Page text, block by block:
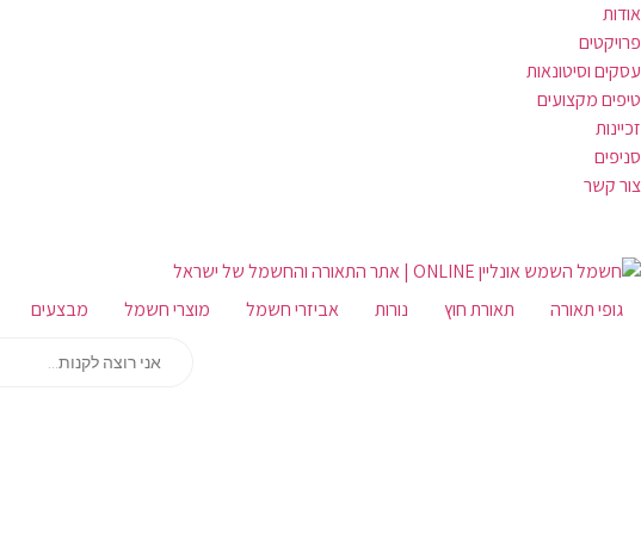
אודות
פרויקטים
עסקים וסיטונאות
טיפים מקצועים
זכיינות
סניפים
צור קשר
גופי תאורה תאורת חוץ נורות אביזרי חשמל מוצרי חשמל מבצעים